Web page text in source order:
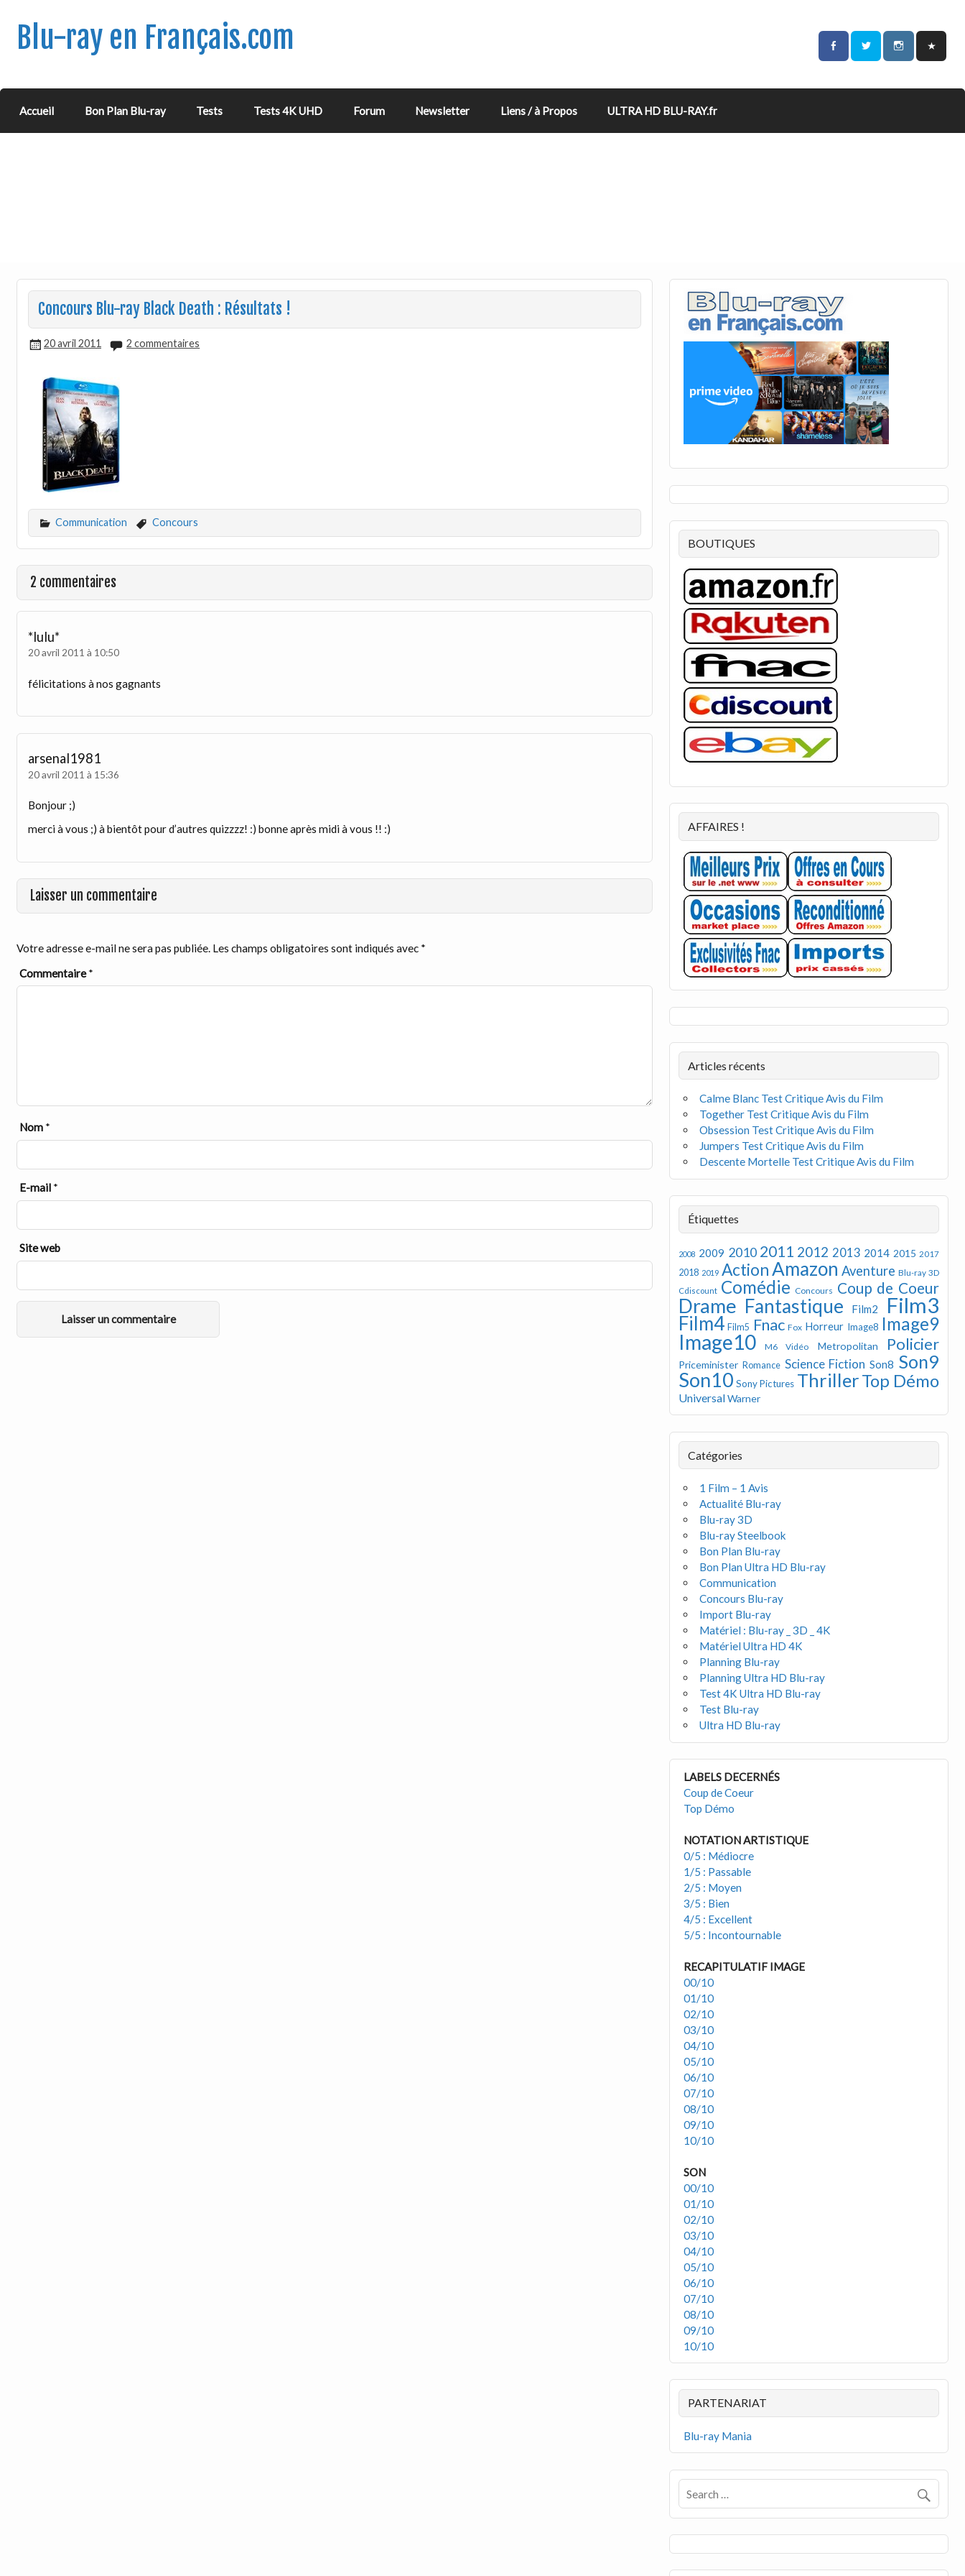
Blu-ray en Français.com
Accueil Bon Plan Blu-ray Tests Tests 4K UHD Forum Newsletter Liens / à Propos ULTRA HD BLU-RAY.fr
Concours Blu-ray Black Death : Résultats !
20 avril 2011 2 commentaires
Communication Concours
2 commentaires
*lulu*
20 avril 2011 à 10:50
félicitations à nos gagnants
arsenal1981
20 avril 2011 à 15:36
Bonjour ;)
merci à vous ;) à bientôt pour d’autres quizzzz! :) bonne après midi à vous !! :)
Laisser un commentaire
Votre adresse e-mail ne sera pas publiée. Les champs obligatoires sont indiqués avec *
Commentaire*
Nom *
E-mail *
Site web
BOUTIQUES
AFFAIRES !
Articles récents
Calme Blanc Test Critique Avis du Film
Together Test Critique Avis du Film
Obsession Test Critique Avis du Film
Jumpers Test Critique Avis du Film
Descente Mortelle Test Critique Avis du Film
Étiquettes
2008 2009 2010 2011 2012 2013 2014 2015 2017
2018 2019 ActionAmazon Aventure Blu-ray 3D
Cdiscount Comédie Concours Coup de Coeur
Drame Fantastique Film2 Film3
Film4 Film5 Fnac Fox Horreur Image8 Image9
Image10 M6 Vidéo Metropolitan Policier
Priceminister Romance Science Fiction Son8 Son9
Son10 Sony Pictures ThrillerTop Démo
UniversalWarner
Catégories
1 Film – 1 Avis
Actualité Blu-ray
Blu-ray 3D
Blu-ray Steelbook
Bon Plan Blu-ray
Bon Plan Ultra HD Blu-ray
Communication
Concours Blu-ray
Import Blu-ray
Matériel : Blu-ray _ 3D _ 4K
Matériel Ultra HD 4K
Planning Blu-ray
Planning Ultra HD Blu-ray
Test 4K Ultra HD Blu-ray
Test Blu-ray
Ultra HD Blu-ray
LABELS DECERNÉS
Coup de Coeur
Top Démo
NOTATION ARTISTIQUE
0/5 : Médiocre
1/5 : Passable
2/5 : Moyen
3/5 : Bien
4/5 : Excellent
5/5 : Incontournable
RECAPITULATIF IMAGE
00/10
01/10
02/10
03/10
04/10
05/10
06/10
07/10
08/10
09/10
10/10
SON
00/10
01/10
02/10
03/10
04/10
05/10
06/10
07/10
08/10
09/10
10/10
PARTENARIAT
Blu-ray Mania